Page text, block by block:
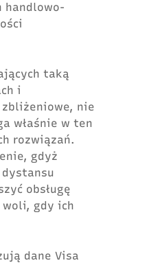
handlowo-
taką
i
nie
właśnie w ten
rozwiązań.
gdyż
obsługę
woli, gdy ich
dane Visa